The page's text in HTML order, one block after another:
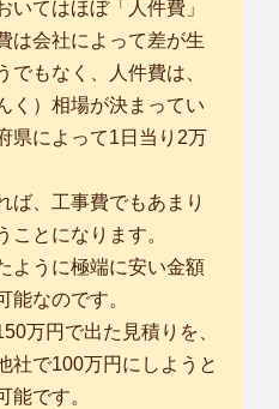
いてはほぼ「人件費」
は会社によって差が生
でもなく、人件費は、
く）相場が決まってい
県によって1日当り2万
ば、工事費でもあまり
ことになります。
ように極端に安い金額
能なのです。
万円で出た見積りを、
社で100万円にしようと
能です。